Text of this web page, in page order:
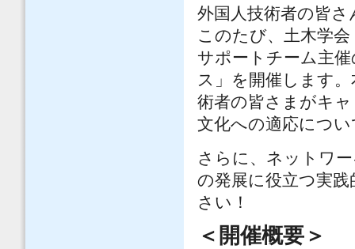
外国人技術者の皆さ
このたび、土木学
サポートチーム主
ス」を開催します
術者の皆さまがキ
文化への適応につ
さらに、ネットワ
の発展に役立つ実
さい！
＜開催概要＞